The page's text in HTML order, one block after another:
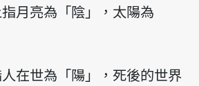
月亮為「陰」，太陽為
在世為「陽」，死後的世界